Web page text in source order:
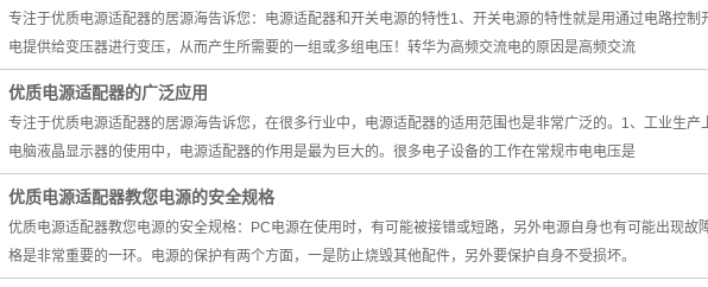
专注于优质电源适配器的居源海告诉您：电源适配器和开关电源的特性1、开关电源的特性就是用通过电路控
电提供给变压器进行变压，从而产生所需要的一组或多组电压！转华为高频交流电的原因是高频交流
优质电源适配器的广泛应用
专注于优质电源适配器的居源海告诉您，在很多行业中，电源适配器的适用范围也是非常广泛的。1、工业生
电脑液晶显示器的使用中，电源适配器的作用是最为巨大的。很多电子设备的工作在常规市电电压是
优质电源适配器教您电源的安全规格
优质电源适配器教您电源的安全规格：PC电源在使用时，有可能被接错或短路，另外电源自身也有可能出现
格是非常重要的一环。电源的保护有两个方面，一是防止烧毁其他配件，另外要保护自身不受损坏。